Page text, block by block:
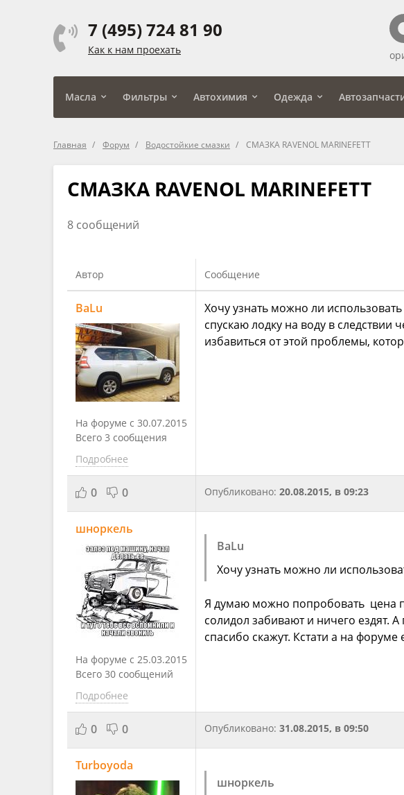
7 (495) 724 81 90
Как к нам проехать
Масла Фильтры Автохимия Одежда
Главная Форум Водостойкие смазки СМАЗКА RAVENOL MARINEFETT
СМАЗКА RAVENOL MARINEFETT
8 сообщений
Автор Сообщение
BaLu
На форуме с 30.07.2015
Всего 3 сообщения
Подробнее
Хочу узнать можно ли
спускаю лодку на воду в
избавиться от этой проблемы,
0 0 Опубликовано: 20.08.2015, в 09:23
шноркель
На форуме с 25.03.2015
Всего 30 сообщений
Подробнее
BaLu
Хочу узнать можно ли
Я думаю можно попробовать цена
солидол забивают и ничего ездят.
спасибо скажут. Кстати а на форуме
0 0 Опубликовано: 31.08.2015, в 09:50
Turboyoda
шноркель